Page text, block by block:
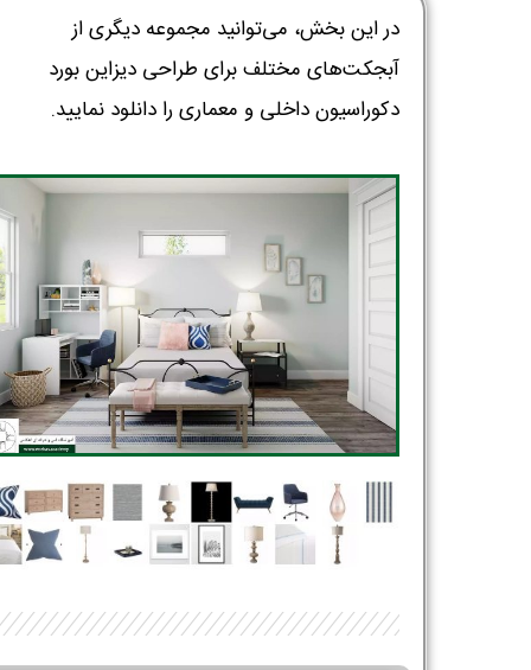
در این بخش، می‌توانید مجموعه دیگری از
آبجکت‌های مختلف برای طراحی دیزاین بورد
دکوراسیون داخلی و معماری را دانلود نمایید.‌